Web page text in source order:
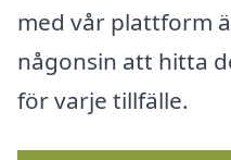
med vår plattform
någonsin att hitta
för varje tillfälle.